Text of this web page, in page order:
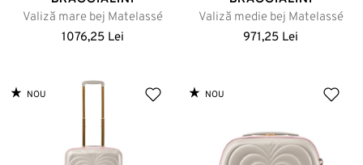
Valiză mare bej Matelassé
1076,25 Lei
Valiză medie bej Matelassé
971,25 Lei
NOU NOU